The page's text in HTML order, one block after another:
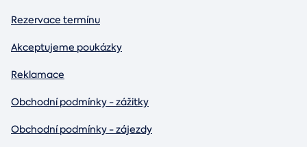
Rezervace termínu
Akceptujeme poukázky
Reklamace
Obchodní podmínky - zážitky
Obchodní podmínky - zájezdy